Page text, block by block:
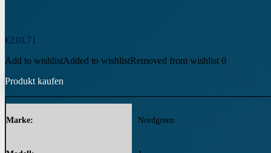
€210,71
Add to wishlistAdded to wishlistRemoved from wishlist 0
Produkt kaufen
Marke Nordgreen